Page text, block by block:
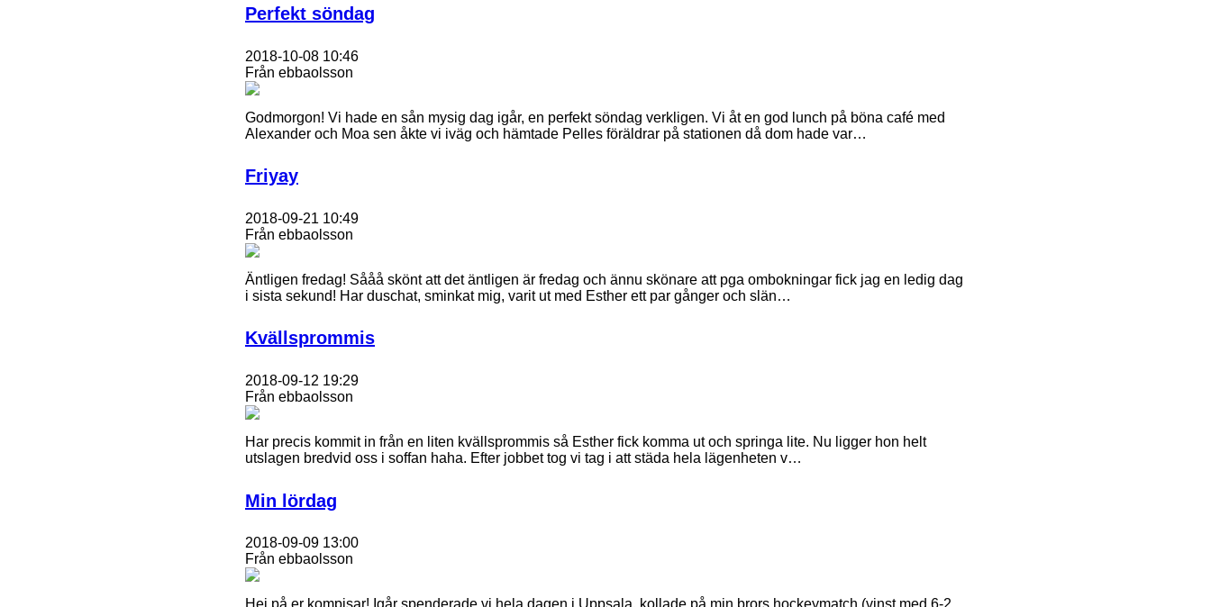
Perfekt söndag
2018-10-08 10:46
Från ebbaolsson
Godmorgon! Vi hade en sån mysig dag igår, en perfekt söndag verkligen. Vi åt en god lunch på böna café med
Alexander och Moa sen åkte vi iväg och hämtade Pelles föräldrar på stationen då dom hade var…
Friyay
2018-09-21 10:49
Från ebbaolsson
Äntligen fredag! Sååå skönt att det äntligen är fredag och ännu skönare att pga ombokningar fick jag en ledig dag
i sista sekund! Har duschat, sminkat mig, varit ut med Esther ett par gånger och slän…
Kvällsprommis
2018-09-12 19:29
Från ebbaolsson
Har precis kommit in från en liten kvällsprommis så Esther fick komma ut och springa lite. Nu ligger hon helt
utslagen bredvid oss i soffan haha. Efter jobbet tog vi tag i att städa hela lägenheten v…
Min lördag
2018-09-09 13:00
Från ebbaolsson